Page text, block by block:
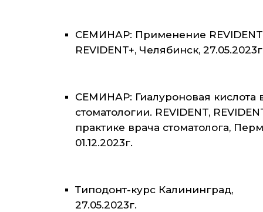
СЕМИНАР: Применение
REVIDENT+, Челябинск,
СЕМИНАР: Гиалуроновая кислота
стоматологии. REVIDENT,
практике врача стоматолога,
01.12.2023г.
Типодонт-курс Калининград,
27.05.2023г.